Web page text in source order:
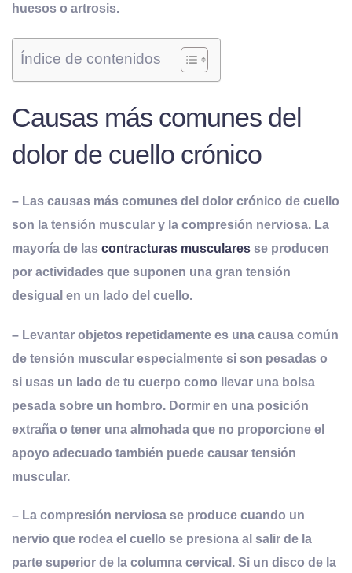
huesos o artrosis.
Índice de contenidos
Causas más comunes del
dolor de cuello crónico
– Las causas más comunes del dolor crónico de cuello
son la tensión muscular y la compresión nerviosa. La
mayoría de las contracturas musculares se producen
por actividades que suponen una gran tensión
desigual en un lado del cuello.
– Levantar objetos repetidamente es una causa común
de tensión muscular especialmente si son pesadas o
si usas un lado de tu cuerpo como llevar una bolsa
pesada sobre un hombro. Dormir en una posición
extraña o tener una almohada que no proporcione el
apoyo adecuado también puede causar tensión
muscular.
– La compresión nerviosa se produce cuando un
nervio que rodea el cuello se presiona al salir de la
parte superior de la columna cervical. Si un disco de la